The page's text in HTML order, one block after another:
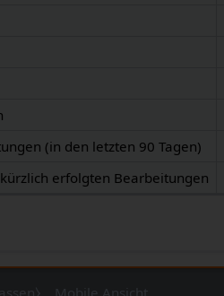
(in den letzten 90 Tagen)
erfolgten Bearbeitungen